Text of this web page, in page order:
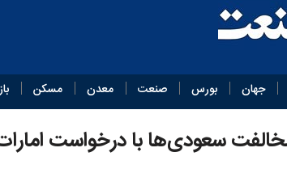
جهان بورس صنعت معدن مسکن
سعودی‌ها با درخواست امارات